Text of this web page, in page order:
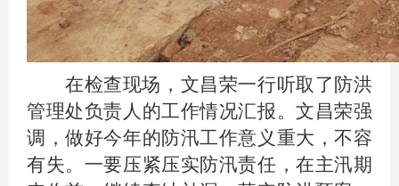
在检查现场，文昌荣一行听取了防洪
管理处负责人的工作情况汇报。文昌荣强
调，做好今年的防汛工作意义重大，不容
有失。一要压紧压实防汛责任，在主汛期